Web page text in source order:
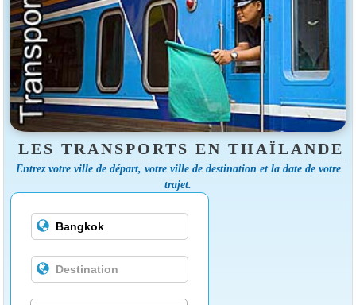
LES TRANSPORTS EN THAÏLANDE
Entrez votre ville de départ, votre ville de destination et la date de votre
trajet.